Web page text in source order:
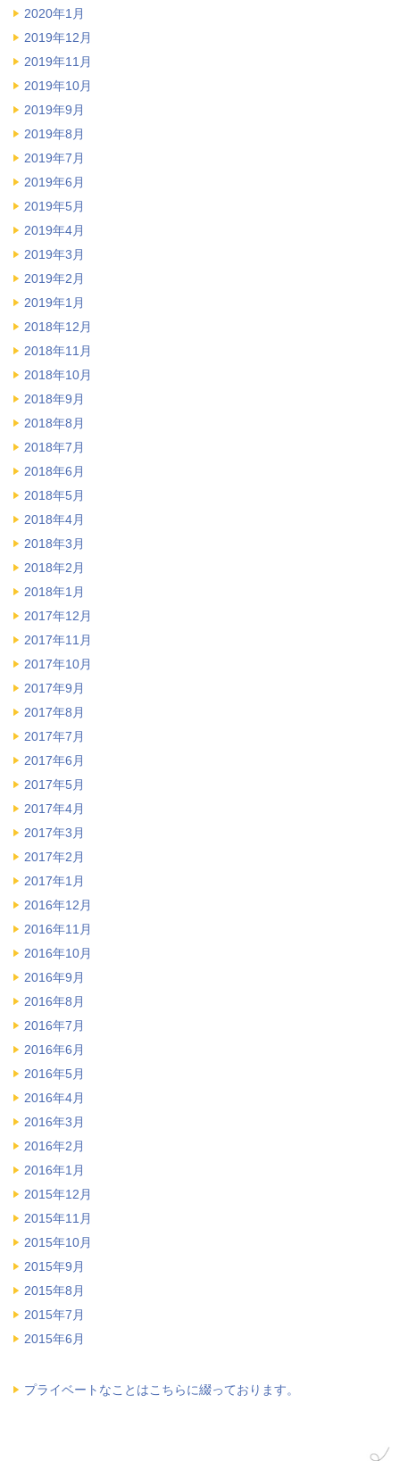
2020年1月
2019年12月
2019年11月
2019年10月
2019年9月
2019年8月
2019年7月
2019年6月
2019年5月
2019年4月
2019年3月
2019年2月
2019年1月
2018年12月
2018年11月
2018年10月
2018年9月
2018年8月
2018年7月
2018年6月
2018年5月
2018年4月
2018年3月
2018年2月
2018年1月
2017年12月
2017年11月
2017年10月
2017年9月
2017年8月
2017年7月
2017年6月
2017年5月
2017年4月
2017年3月
2017年2月
2017年1月
2016年12月
2016年11月
2016年10月
2016年9月
2016年8月
2016年7月
2016年6月
2016年5月
2016年4月
2016年3月
2016年2月
2016年1月
2015年12月
2015年11月
2015年10月
2015年9月
2015年8月
2015年7月
2015年6月
プライベートなことはこちらに綴っております。